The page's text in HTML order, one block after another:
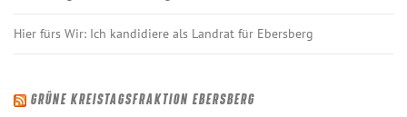
Hier fürs Wir: Ich kandidiere als Landrat für Ebersberg
GRÜNE KREISTAGSFRAKTION EBERSBERG